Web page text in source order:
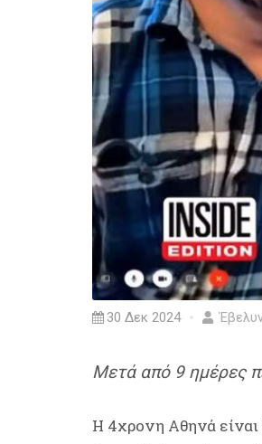
30 Δεκ 2024
Μετά από 9 ημέρες
Η 4χρονη Αθηνά είναι